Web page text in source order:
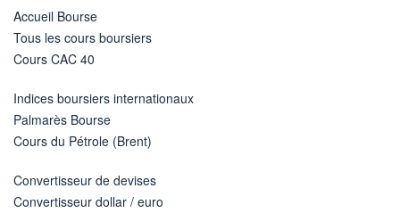
Accueil Bourse
Tous les cours boursiers
Cours CAC 40
Indices boursiers internationaux
Palmarès Bourse
Cours du Pétrole (Brent)
Convertisseur de devises
Convertisseur dollar / euro